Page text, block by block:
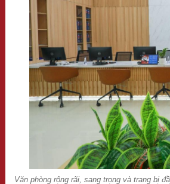
Văn phòng rộng rãi, sang trọng và trang bị